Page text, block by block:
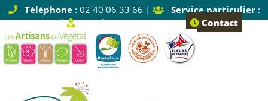
Téléphone: 02 40 06 33 66 | Service particulier:
Tapez 1 |
Service pro: Tapez 2 Contact